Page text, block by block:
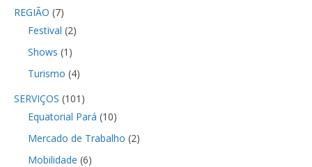
REGIÃO (7)
Festival (2)
Shows (1)
Turismo (4)
SERVIÇOS (101)
Equatorial Pará (10)
Mercado de Trabalho (2)
Mobilidade (6)